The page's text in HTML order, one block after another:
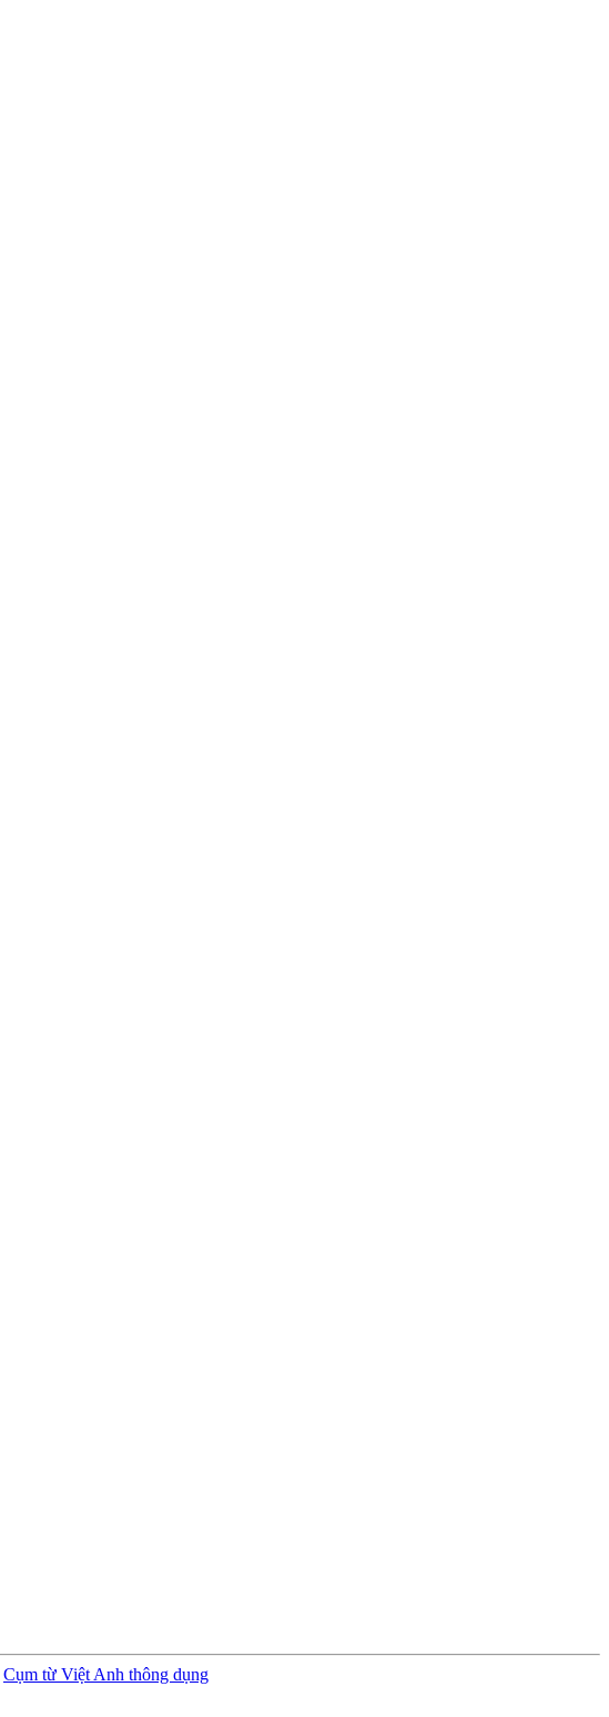
Cụm từ Việt Anh thông dụng